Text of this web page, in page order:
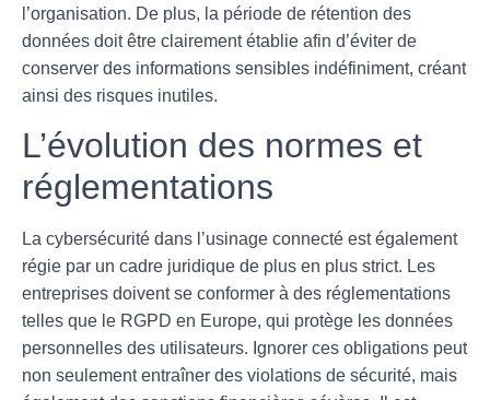
l’organisation. De plus, la période de rétention des
données doit être clairement établie afin d’éviter de
conserver des informations sensibles indéfiniment, créant
ainsi des risques inutiles.
L’évolution des normes et
réglementations
La cybersécurité dans l’usinage connecté est également
régie par un cadre juridique de plus en plus strict. Les
entreprises doivent se conformer à des réglementations
telles que le RGPD en Europe, qui protège les données
personnelles des utilisateurs. Ignorer ces obligations peut
non seulement entraîner des violations de sécurité, mais